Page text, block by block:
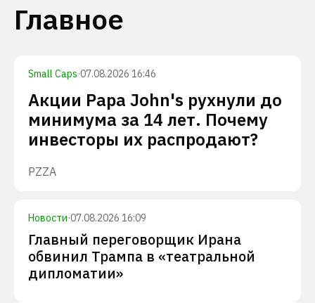
Главное
Small Caps·07.08.2026 16:46
Акции Papa John's рухнули до
минимума за 14 лет. Почему
инвесторы их распродают?
PZZA
Новости·07.08.2026 16:09
Главный переговорщик Ирана
обвинил Трампа в «театральной
дипломатии»